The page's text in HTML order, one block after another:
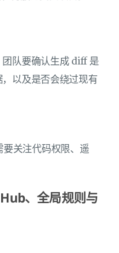
团队要确认生成 diff 是
以及是否会绕过现有
关注代码权限、遥
、全局规则与